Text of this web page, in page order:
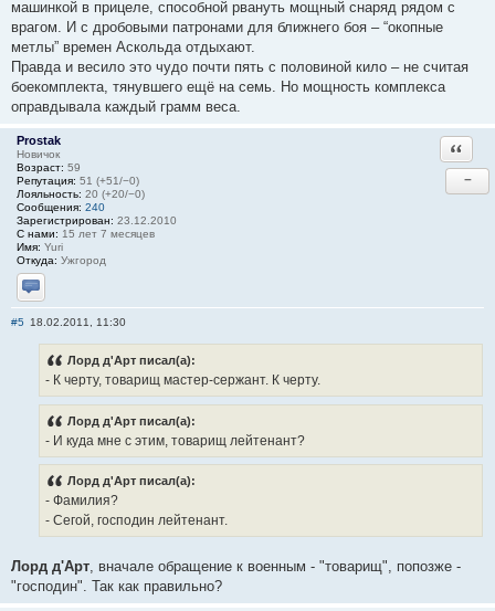
машинкой в прицеле, способной рвануть мощный снаряд рядом с
врагом. И с дробовыми патронами для ближнего боя – “окопные
метлы” времен Аскольда отдыхают.
Правда и весило это чудо почти пять с половиной кило – не считая
боекомплекта, тянувшего ещё на семь. Но мощность комплекса
оправдывала каждый грамм веса.
Prostak
Новичок
Возраст: 59
Репутация: 51 (+51/−0)
Лояльность: 20 (+20/−0)
Сообщения: 240
Зарегистрирован: 23.12.2010
С нами: 15 лет 7 месяцев
Имя: Yuri
Откуда: Ужгород
Отправить личное сообщение
−
#5 18.02.2011, 11:30
Лорд д'Арт писал(а):
- К черту, товарищ мастер-сержант. К черту.
Лорд д'Арт писал(а):
- И куда мне с этим, товарищ лейтенант?
Лорд д'Арт писал(а):
- Фамилия?
- Сегой, господин лейтенант.
Лорд д'Арт , вначале обращение к военным - "товарищ", попозже -
"господин". Так как правильно?